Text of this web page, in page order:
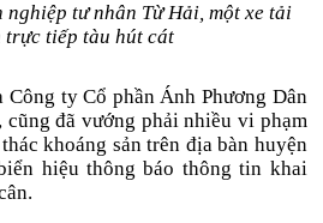
nghiệp tư nhân Từ Hải, một xe tải
trực tiếp tàu hút cát
Công ty Cổ phần Ánh Phương Dân
đã vướng phải nhiều vi phạm
khoáng sản trên địa bàn huyện
hiệu thông báo thông tin khai